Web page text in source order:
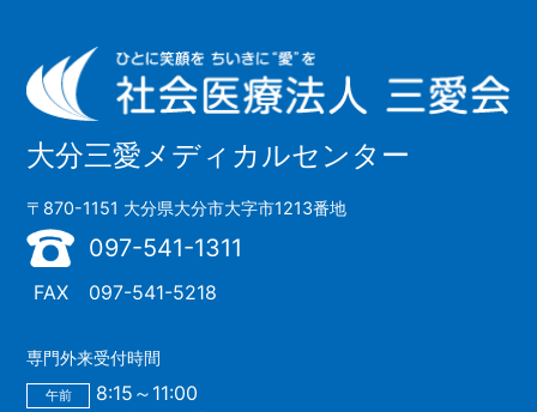
大分三愛メディカルセンター
〒870-1151 大分県大分市大字市1213番地
097-541-1311
FAX 097-541-5218
専門外来受付時間
午前 8:15～11:00